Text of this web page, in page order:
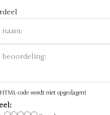
HTML-code wordt niet opgeslagen!